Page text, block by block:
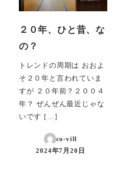
２０年、ひと昔、な
の？
トレンドの周期は おおよ
そ２０年と言われていま
すが ２０年前？２００４
年？ ぜんぜん最近じゃな
いです […]
co-vill
投稿日
2024年7月20日